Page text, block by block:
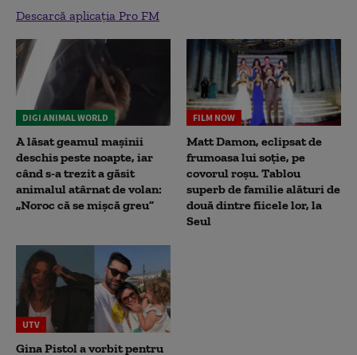
Descarcă aplicația Pro FM
DIGI ANIMAL WORLD
A lăsat geamul mașinii
deschis peste noapte, iar
când s-a trezit a găsit
animalul atârnat de volan:
„Noroc că se mișcă greu”
FILM NOW
Matt Damon, eclipsat de
frumoasa lui soție, pe
covorul roșu. Tablou
superb de familie alături de
două dintre fiicele lor, la
Seul
UTV
Gina Pistol a vorbit pentru